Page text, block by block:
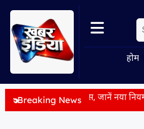
होम
Breaking News
पास, जानें नया नियम आपके दांतों